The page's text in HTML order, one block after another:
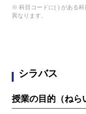
※ 科目コードに( ) がある
異なります。
シラバス
授業の目的（ねら